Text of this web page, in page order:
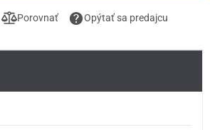
Porovnať Opýtať sa predajcu